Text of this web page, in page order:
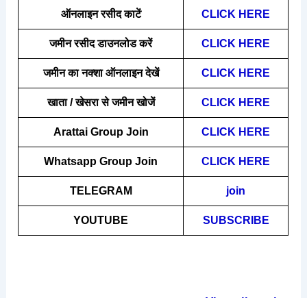
ऑनलाइन रसीद काटें CLICK HERE
जमीन रसीद डाउनलोड करें CLICK HERE
जमीन का नक्शा ऑनलाइन देखें CLICK HERE
खाता / खेसरा से जमीन खोजें CLICK HERE
Arattai Group Join CLICK HERE
Whatsapp Group Join CLICK HERE
TELEGRAM join
YOUTUBE SUBSCRIBE